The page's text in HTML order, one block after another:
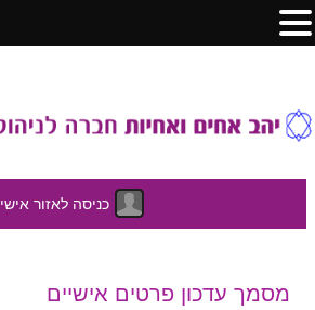
כניסה לאזור אישי
לתוכן
מסמך עדכון פרטים אישיים